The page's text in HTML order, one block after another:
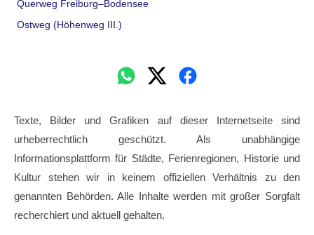
Querweg Freiburg–Bodensee
Ostweg (Höhenweg III.)
Texte, Bilder und Grafiken auf dieser Internetseite sind
urheberrechtlich geschützt. Als unabhängige
Informationsplattform für Städte, Ferienregionen, Historie und
Kultur stehen wir in keinem offiziellen Verhältnis zu den
genannten Behörden. Alle Inhalte werden mit großer Sorgfalt
recherchiert und aktuell gehalten.